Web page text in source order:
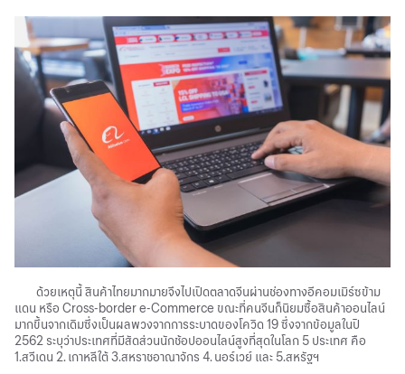
ด้วยเหตุนี้ สินค้าไทยมากมายจึงไปเปิดตลาดจีนผ่านช่องทางอีคอมเมิร์ซข้าม
แดน หรือ Cross-border e-Commerce ขณะที่คนจีนก็นิยมซื้อสินค้าออนไลน์
มากขึ้นจากเดิมซึ่งเป็นผลพวงจากการระบาดของโควิด 19ซึ่งจากข้อมูลในปี
2562 ระบุว่าประเทศที่มีสัดส่วนนักช้อปออนไลน์สูงที่สุดในโลก 5 ประเทศ คือ
1.สวีเดน 2.เกาหลีใต้3.สหราชอาณาจักร 4.นอร์เวย์ และ 5.สหรัฐฯ